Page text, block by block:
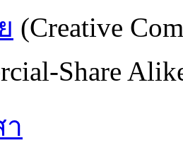
(Creative
Share